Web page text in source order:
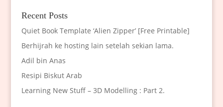
Recent Posts
Quiet Book Template ‘Alien Zipper’ [Free Printable]
Berhijrah ke hosting lain setelah sekian lama.
Adil bin Anas
Resipi Biskut Arab
Learning New Stuff – 3D Modelling : Part 2.